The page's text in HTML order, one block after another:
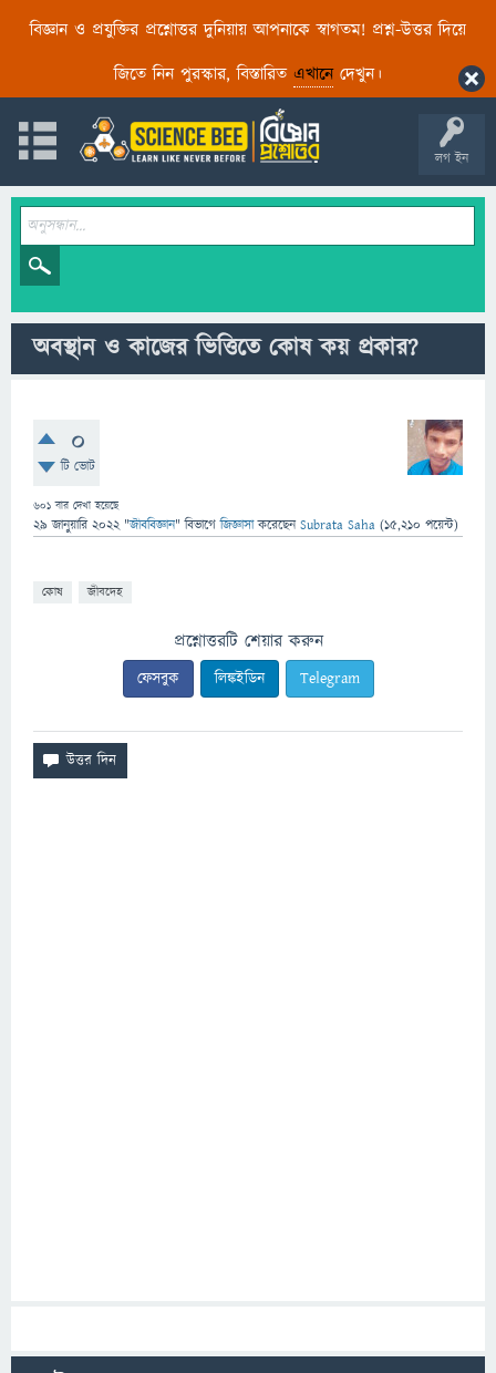
বিজ্ঞান ও প্রযুক্তির প্রশ্নোত্তর দুনিয়ায় আপনাকে স্বাগতম! প্রশ্ন-উত্তর দিয়ে
জিতে নিন পুরস্কার, বিস্তারিত এখানেদেখুন।
লগ ইন
অবস্থান ও কাজের ভিত্তিতে কোষ কয় প্রকার?
0
টি ভোট
601 বার দেখা হয়েছে
29 জানুয়ারি 2022 "জীববিজ্ঞান" বিভাগে জিজ্ঞাসাকরেছেনSubrata Saha (15,210 পয়েন্ট)
কোষ জীবদেহ
প্রশ্নোত্তরটি শেয়ার করুন
ফেসবুক লিঙ্কইডিন Telegram